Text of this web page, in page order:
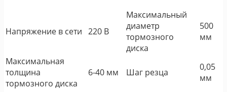
Напряжение в сети 220 В
Максимальный
диаметр
тормозного
диска
500
мм
Максимальная
толщина
тормозного диска
6-40 мм Шаг резца
0,05
мм